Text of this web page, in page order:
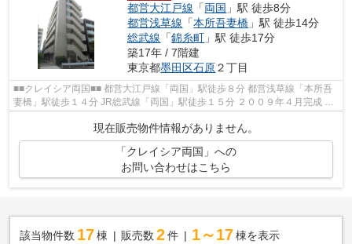
都営大江戸線 「両国 」駅 徒歩8分
都営浅草線 「本所吾妻橋 」駅 徒歩14分
総武線 「錦糸町 」駅 徒歩17分
築17年 / 7階建
東京都墨田区石原２丁目
■■クレイシア両国■■ 都営大江戸線「両国」駅徒歩８分 都営浅草線「本所吾
妻橋」駅徒歩１４分 JR総武線「両国」駅徒歩１５分 ２００９年４月完成 総
現在販売物件情報がありません。
「クレイシア両国」への
お問い合わせはこちら
該当物件数 17棟 販売数 2 件 1～17 棟を表示